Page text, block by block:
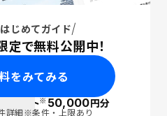
じめてガイド
で無料公開中！
をみてみる
ポイント※50,000円分
詳細※条件・上限あり